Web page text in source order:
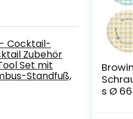
Cocktail-
Zubehör
Set mit
Standfuß,
s Ø